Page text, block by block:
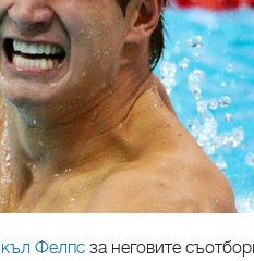
Фелпс за неговите